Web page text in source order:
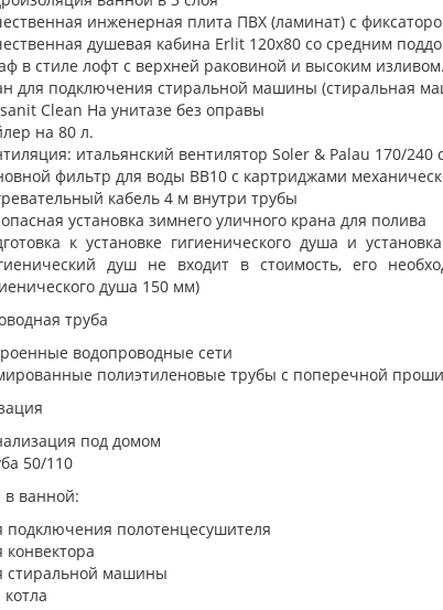
инженерная плита ПВХ (ламинат) с
душевая кабина Erlit 120х80 со средним
в стиле лофт с верхней раковиной и высоким изливом.
для подключения стиральной машины (стиральная
Clean На унитазе без оправы
на 80 л.
итальянский вентилятор Soler & Palau 170/240
фильтр для воды BB10 с картриджами
кабель 4 м внутри трубы
установка зимнего уличного крана для полива
к установке гигиенического душа и
душ не входит в стоимость, его
душа 150 мм)
труба
водопроводные сети
полиэтиленовые трубы с поперечной
под домом
50/110
в ванной:
подключения полотенцесушителя
конвектора
стиральной машины
котла